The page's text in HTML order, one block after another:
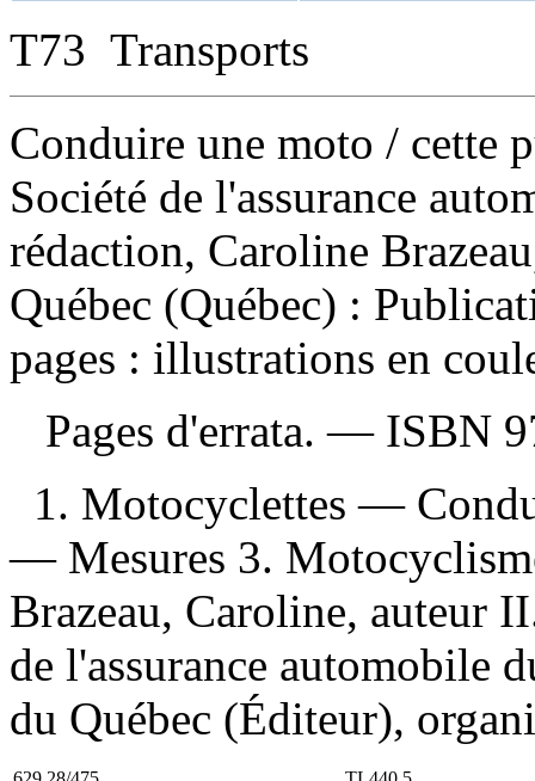
T73 Transports
Conduire une moto / cette
Société de l'assurance
rédaction, Caroline
Québec (Québec) :
pages : illustrations en
Pages d'errata. — ISBN
1. Motocyclettes —
— Mesures 3.
Brazeau, Caroline, auteur
de l'assurance automobile
du Québec (Éditeur),